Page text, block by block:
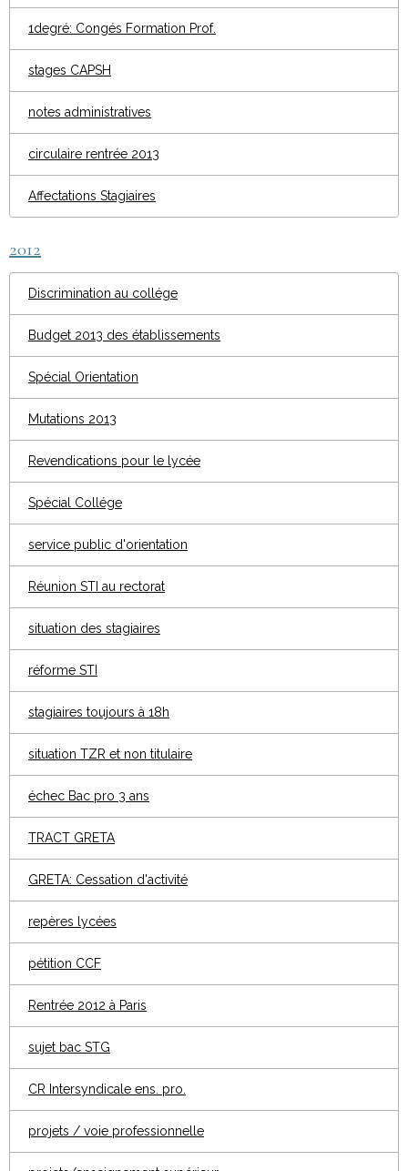
1degré: Congés Formation Prof.
stages CAPSH
notes administratives
circulaire rentrée 2013
Affectations Stagiaires
2012
Discrimination au collége
Budget 2013 des établissements
Spécial Orientation
Mutations 2013
Revendications pour le lycée
Spécial Collége
service public d'orientation
Réunion STI au rectorat
situation des stagiaires
réforme STI
stagiaires toujours à 18h
situation TZR et non titulaire
échec Bac pro 3 ans
TRACT GRETA
GRETA: Cessation d'activité
repères lycées
pétition CCF
Rentrée 2012 à Paris
sujet bac STG
CR Intersyndicale ens. pro.
projets / voie professionnelle